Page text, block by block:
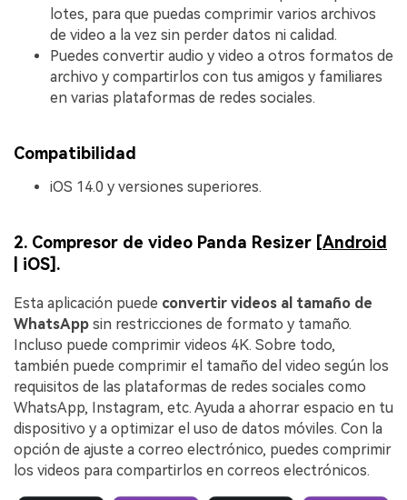
lotes, para que puedas comprimir varios archivos
de video a la vez sin perder datos ni calidad.
Puedes convertir audio y video a otros formatos de
archivo y compartirlos con tus amigos y familiares
en varias plataformas de redes sociales.
Compatibilidad
iOS 14.0 y versiones superiores.
2. Compresor de video Panda Resizer [Android
| iOS].
Esta aplicación puede convertir videos al tamaño de
WhatsApp sin restricciones de formato y tamaño.
Incluso puede comprimir videos 4K. Sobre todo,
también puede comprimir el tamaño del video según los
requisitos de las plataformas de redes sociales como
WhatsApp, Instagram, etc. Ayuda a ahorrar espacio en tu
dispositivo y a optimizar el uso de datos móviles. Con la
opción de ajuste a correo electrónico, puedes comprimir
los videos para compartirlos en correos electrónicos.